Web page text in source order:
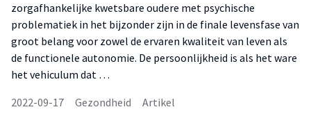
zorgafhankelijke kwetsbare oudere met psychische
problematiek in het bijzonder zijn in de finale levensfase van
groot belang voor zowel de ervaren kwaliteit van leven als
de functionele autonomie. De persoonlijkheid is als het ware
het vehiculum dat …
2022-09-17
Gezondheid Artikel